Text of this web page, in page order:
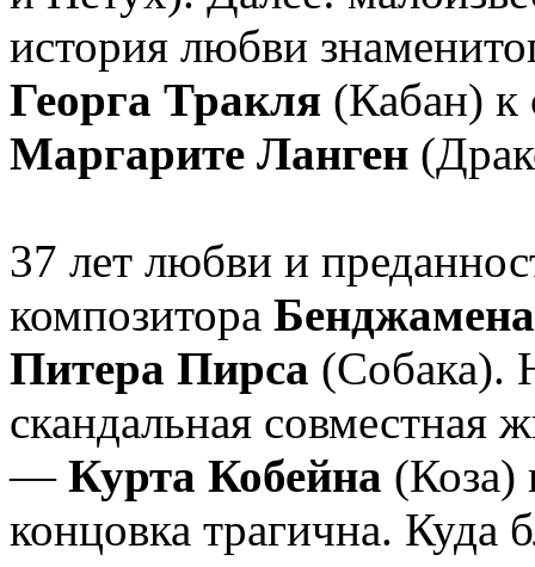
история любви
Георга Тракля (Кабан) к
Маргарите Ланген
37 лет любви и
композитора
Питера Пирса (Собака).
скандальная совместная
— Курта Кобейна
концовка трагична. Куда